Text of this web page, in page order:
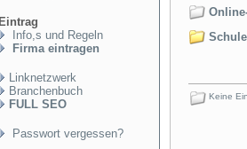
Eintrag
Info,s und Regeln
Firma eintragen
Linknetzwerk
Branchenbuch
FULL SEO
Passwort vergessen?
Keine